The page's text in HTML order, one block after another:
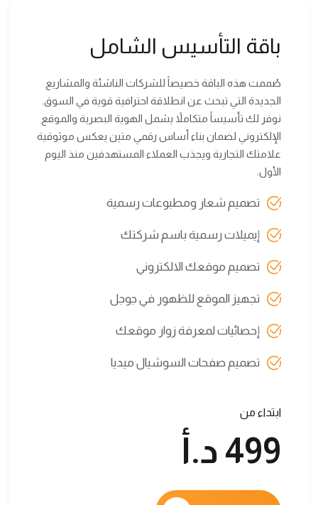
باقة التأسيس الشامل
صُممت هذه الباقة خصيصاً للشركات الناشئة والمشاريع
الجديدة التي تبحث عن انطلاقة احترافية قوية في السوق.
نوفر لك تأسيساً متكاملاً يشمل الهوية البصرية والموقع
الإلكتروني لضمان بناء أساس رقمي متين يعكس موثوقية
علامتك التجارية ويجذب العملاء المستهدفين منذ اليوم
الأول.
تصميم شعار ومطبوعات رسمية
إيميلات رسمية باسم شركتك
تصميم موقعك الالكتروني
تجهيز الموقع للظهور في جوجل
إحصائيات لمعرفة زوار موقعك
تصميم صفحات السوشيال ميديا
ابتداء من
499 د.أ